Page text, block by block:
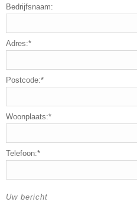
Bedrijfsnaam:
Adres:*
Postcode:*
Woonplaats:*
Telefoon:*
Uw bericht